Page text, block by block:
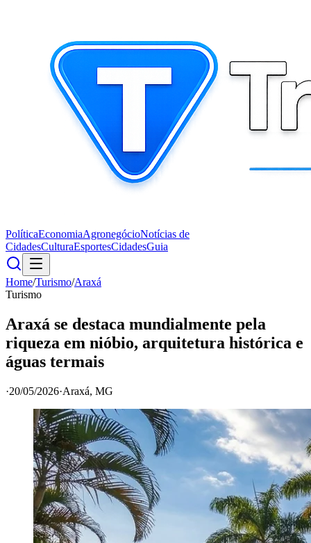
PolíticaEconomiaAgronegócioNotícias de
CidadesCulturaEsportesCidadesGuia
Home/Turismo/Araxá
Turismo
Araxá se destaca mundialmente pela
riqueza em nióbio, arquitetura histórica e
águas termais
·20/05/2026·Araxá, MG